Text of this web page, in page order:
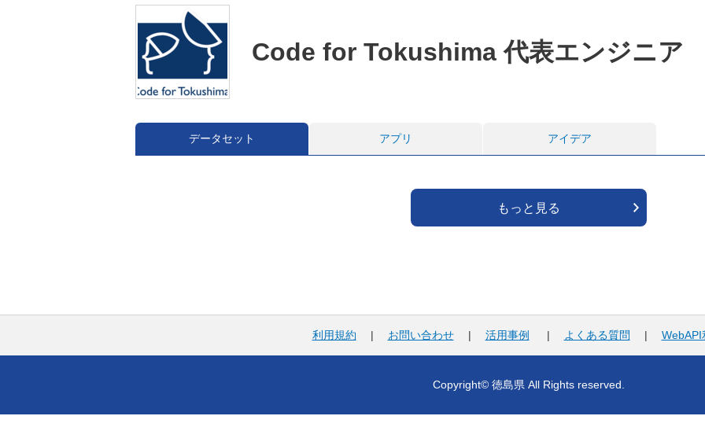
Code for Tokushima 代表エンジニア
データセット アプリ アイデア
もっと見る
利用規約 | お問い合わせ| 活用事例 | よくある質問 | WebAPI
Copyright© 徳島県 All Rights reserved.